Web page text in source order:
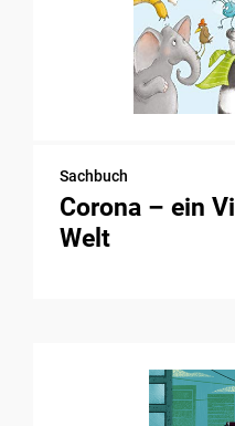
Sachbuch
Corona – ein
Welt